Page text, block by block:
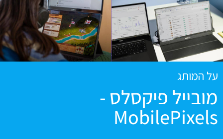
על המותג
מובייל פיקסלס -
MobilePixels